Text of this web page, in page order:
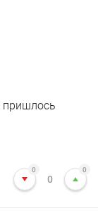
пришлось
0
0
0